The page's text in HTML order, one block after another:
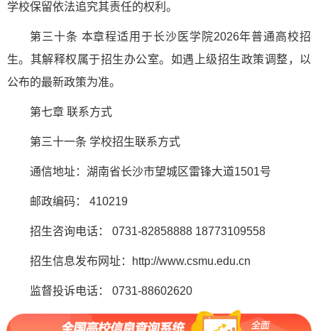
学校保留依法追究其责任的权利。
第三十条 本章程适用于长沙医学院2026年普通高校招
生。其解释权属于招生办公室。如遇上级招生政策调整，以
公布的最新政策为准。
第七章 联系方式
第三十一条 学校招生联系方式
通信地址：湖南省长沙市望城区雷锋大道1501号
邮政编码： 410219
招生咨询电话： 0731-82858888 18773109558
招生信息发布网址：http://www.csmu.edu.cn
监督投诉电话： 0731-88602620